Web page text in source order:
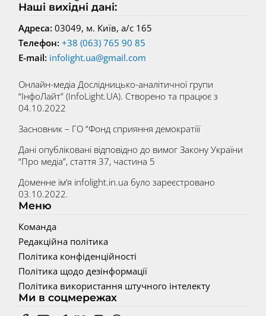
Наші вихідні дані:
Адреса: 03049, м. Київ, а/с 165
Телефон: +38 (063) 765 90 85
E-mail: infolight.ua@gmail.com
Онлайн-медіа Дослідницько-аналітичної групи
“ІнфоЛайт” (InfoLight.UA). Створено та працює з
04.10.2022
Засновник – ГО “Фонд сприяння демократіїї
Дані опубліковані відповідно до вимог Закону України
“Про медіа”, стаття 37, частина 5
Доменне ім’я infolight.in.ua було зареєстровано
03.10.2022.
Меню
Команда
Редакційна політика
Політика конфіденційності
Політика щодо дезінформації
Політика використання штучного інтелекту
Ми в соцмережах